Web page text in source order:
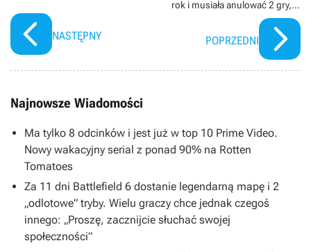
NASTĘPNY
rok i musiała anulować 2 gry, w
tym RPG fantasy z otwartym
światem
POPRZEDNI
Najnowsze Wiadomości
Ma tylko 8 odcinków i jest już w top 10 Prime Video.
Nowy wakacyjny serial z ponad 90% na Rotten
Tomatoes
Za 11 dni Battlefield 6 dostanie legendarną mapę i 2
„odlotowe” tryby. Wielu graczy chce jednak czegoś
innego: „Proszę, zacznijcie słuchać swojej
społeczności”